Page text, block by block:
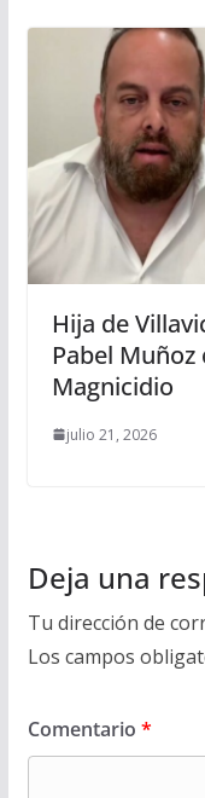
Hija de
Pabel
Magnicidio
julio 21, 2026
Deja una
Tu dirección de
Los campos
Comentario *